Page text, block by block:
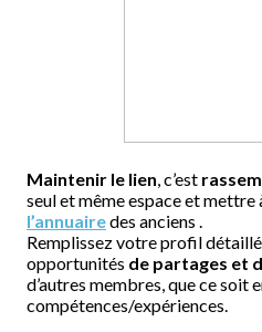
Maintenir le lien, c’est
seul et même espace et
l’annuairedes anciens .
Remplissez votre profil
opportunités de partages et
d’autres membres, que ce soit
compétences/expériences.